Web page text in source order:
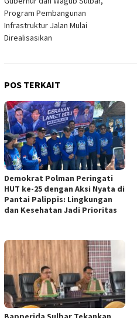
Program Pembangunan
Infrastruktur Jalan Mulai
Direalisasikan
POS TERKAIT
Demokrat Polman Peringati
HUT ke-25 dengan Aksi Nyata di
Pantai Palippis: Lingkungan
dan Kesehatan Jadi Prioritas